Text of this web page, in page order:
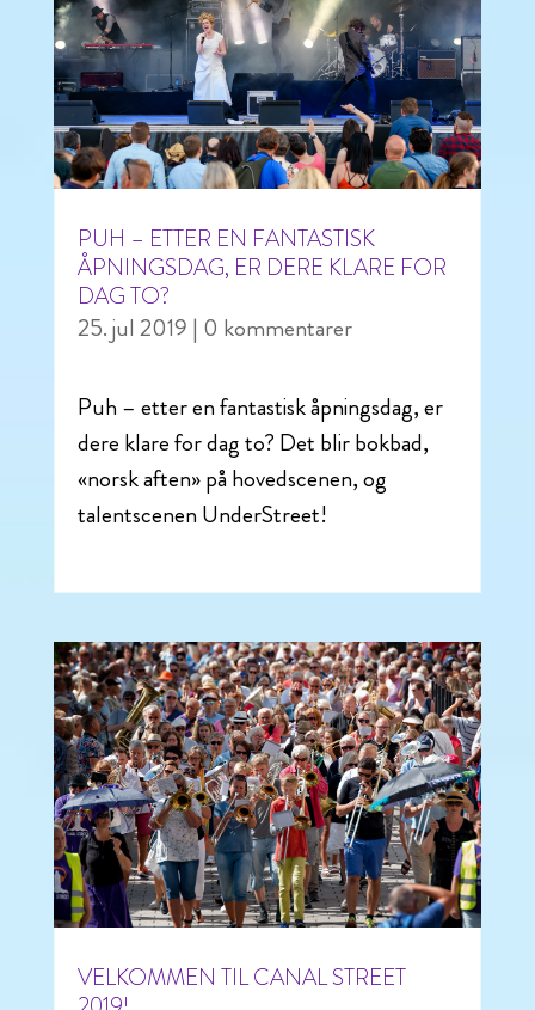
PUH – ETTER EN FANTASTISK
ÅPNINGSDAG, ER DERE KLARE FOR
DAG TO?
25. jul 2019 | 0 kommentarer
Puh – etter en fantastisk åpningsdag, er
dere klare for dag to? Det blir bokbad,
«norsk aften» på hovedscenen, og
talentscenen UnderStreet!
VELKOMMEN TIL CANAL STREET